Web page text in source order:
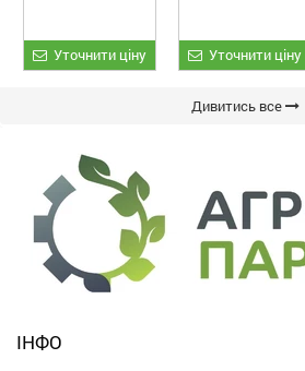
Уточнити ціну Уточнити ціну
Дивитись все
ІНФО